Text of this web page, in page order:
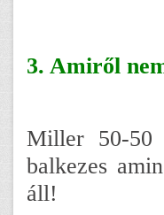
3. Amiről
Miller 50-50
balkezes
áll!